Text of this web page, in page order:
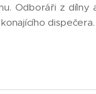
Odboráři z dílny
dispečera.